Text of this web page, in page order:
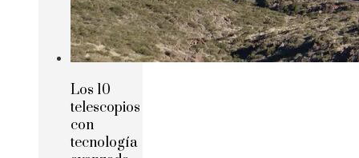
Los 10
telescopios
con
tecnología